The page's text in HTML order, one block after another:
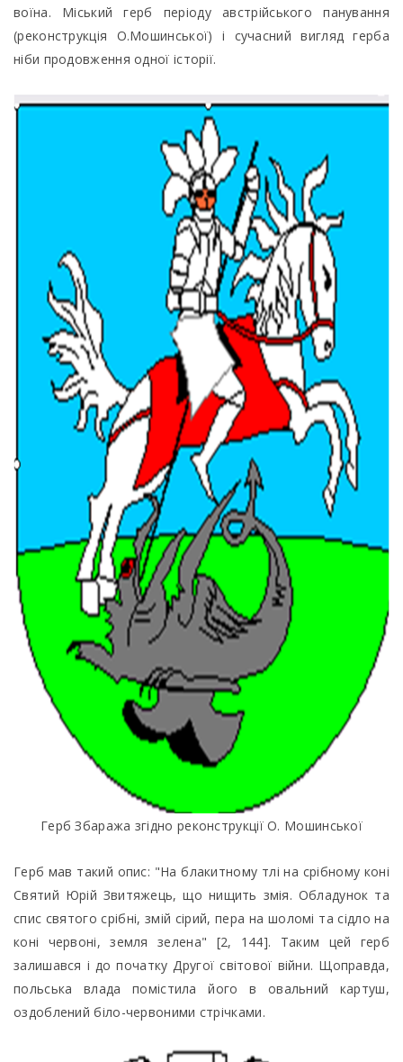
воїна. Міський герб періоду австрійського панування
(реконструкція О.Мошинської) і сучасний вигляд герба
ніби продовження одної історії.
Герб Збаража згідно реконструкції О. Мошинської
Герб мав такий опис: "На блакитному тлі на срібному коні
Святий Юрій Звитяжець, що нищить змія. Обладунок та
спис святого срібні, змій сірий, пера на шоломі та сідло на
коні червоні, земля зелена" [2, 144]. Таким цей герб
залишався і до початку Другої світової війни. Щоправда,
польська влада помістила його в овальний картуш,
оздоблений біло-червоними стрічками.